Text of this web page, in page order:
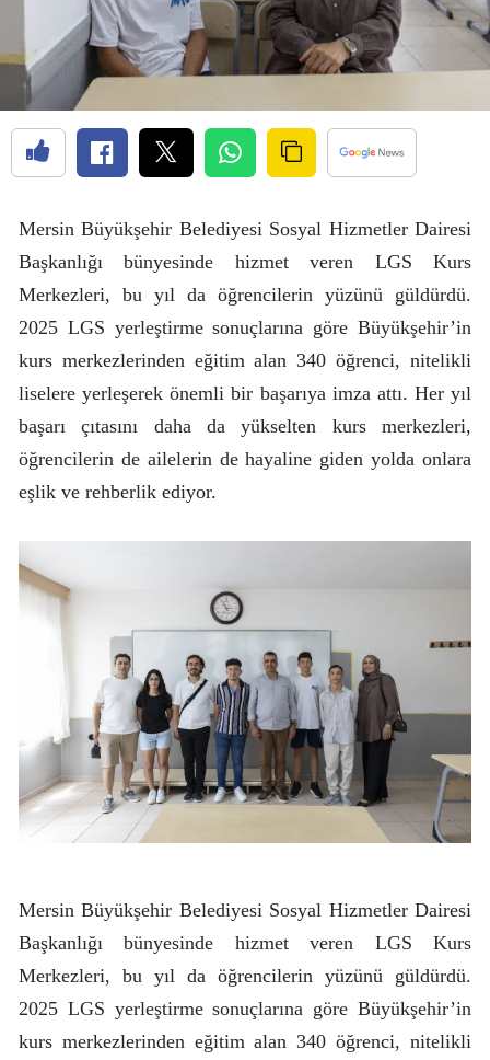
Mersin Büyükşehir Belediyesi Sosyal Hizmetler Dairesi
Başkanlığı bünyesinde hizmet veren LGS Kurs
Merkezleri, bu yıl da öğrencilerin yüzünü güldürdü.
2025 LGS yerleştirme sonuçlarına göre Büyükşehir’in
kurs merkezlerinden eğitim alan 340 öğrenci, nitelikli
liselere yerleşerek önemli bir başarıya imza attı. Her yıl
başarı çıtasını daha da yükselten kurs merkezleri,
öğrencilerin de ailelerin de hayaline giden yolda onlara
eşlik ve rehberlik ediyor.
Mersin Büyükşehir Belediyesi Sosyal Hizmetler Dairesi
Başkanlığı bünyesinde hizmet veren LGS Kurs
Merkezleri, bu yıl da öğrencilerin yüzünü güldürdü.
2025 LGS yerleştirme sonuçlarına göre Büyükşehir’in
kurs merkezlerinden eğitim alan 340 öğrenci, nitelikli